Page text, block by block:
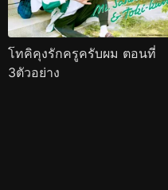
โทคิคุงรักครูครับผม ตอนที่
3ตัวอย่าง